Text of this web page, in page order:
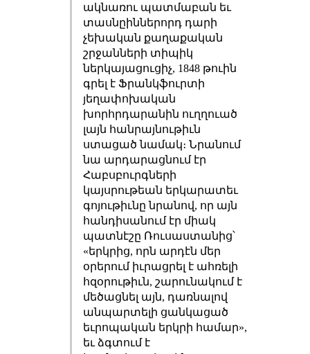
ակնառու պատմաբան եւ
տասնըիններորդ դարի
չեխական քաղաքական
շրջանների տիպիկ
ներկայացուցիչ, 1848 թուին
գրել է Ֆրանկֆուրտի
յեղափոխական
խորհրդարանին ուղղուած
լայն հանրայնութիւն
ստացած նամակ։ Նրանում
նա արդարացնում էր
Հաբսբուրգների
կայսրութեան երկարատեւ
գոյութիւնը նրանով, որ այն
հանդիսանում էր միակ
պատնէշը Ռուսաստանից՝
«երկրից, որն արդէն մեր
օրերում իւրացրել է ահռելի
հզօրութիւն, շարունակում է
մեծացնել այն, դառնալով
անպարտելի ցանկացած
եւրոպական երկրի համար»,
եւ ձգտում է